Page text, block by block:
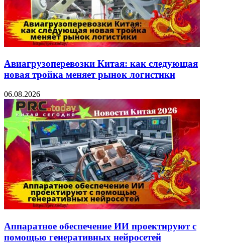
Авиагрузоперевозки Китая: как следующая
новая тройка меняет рынок логистики
06.08.2026
Аппаратное обеспечение ИИ проектируют с
помощью генеративных нейросетей